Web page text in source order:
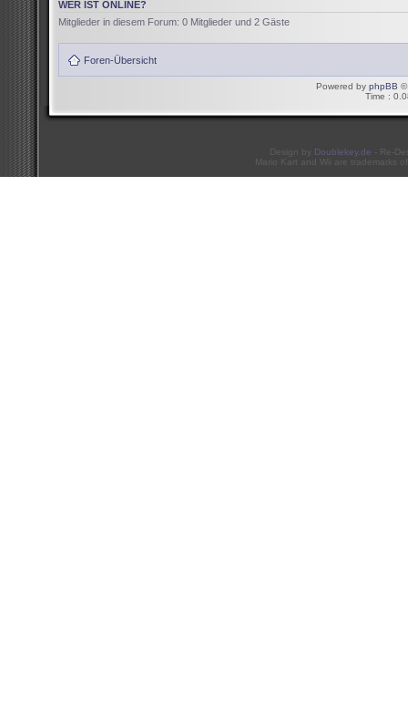
WER IST ONLINE?
Mitglieder in diesem Forum: 0 Mitglieder und 2 Gäste
Foren-Übersicht
Powered by phpBB ©
Time :
Design by Doublekey.de - Re-
Mario Kart and Wii are trademarks